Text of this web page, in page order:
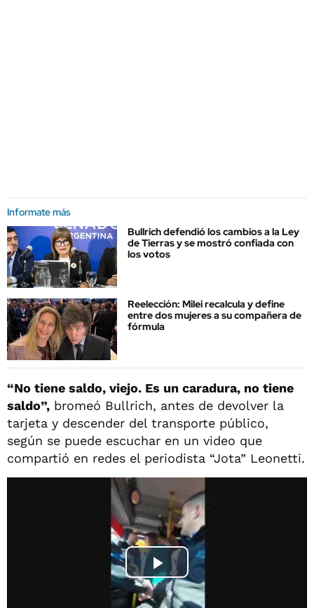
Informate más
Bullrich defendió los cambios a la Ley
de Tierras y se mostró confiada con
los votos
Reelección: Milei recalcula y define
entre dos mujeres a su compañera de
fórmula
“No tiene saldo, viejo. Es un caradura, no tiene
saldo”, bromeó Bullrich, antes de devolver la
tarjeta y descender del transporte público,
según se puede escuchar en un video que
compartió en redes el periodista “Jota” Leonetti.